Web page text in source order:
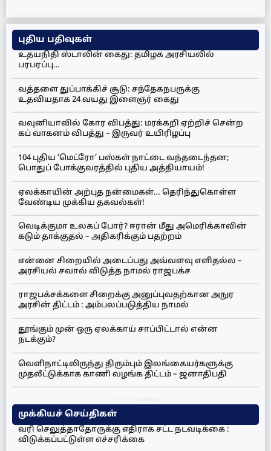
புதிய பதிவுகள்
உதயநிதி ஸ்டாலின் கைது: தமிழக அரசியலில்
பரபரப்பு…
வத்தளை துப்பாக்கிச் சூடு: சந்தேகநபருக்கு
உதவியதாக 24 வயது இளைஞர் கைது
வவுனியாவில் கோர விபத்து: மரக்கறி ஏற்றிச் சென்ற
கப் வாகனம் விபத்து – இருவர் உயிரிழப்பு
104 புதிய ‘மெட்ரோ’ பஸ்கள் நாட்டை வந்தடைந்தன;
பொதுப் போக்குவரத்தில் புதிய அத்தியாயம்!
ஏலக்காயின் அற்புத நன்மைகள்… தெரிந்துகொள்ள
வேண்டிய முக்கிய தகவல்கள்!
வெடிக்குமா உலகப் போர்? ஈரான் மீது அமெரிக்காவின்
கடும் தாக்குதல் – அதிகரிக்கும் பதற்றம்
என்னை சிறையில் அடைப்பது அவ்வளவு எளிதல்ல –
அரசியல் சவால் விடுத்த நாமல் ராஜபக்ச
ராஜபக்சக்களை சிறைக்கு அனுப்புவதற்கான அநுர
அரசின் திட்டம் : அம்பலப்படுத்திய நாமல்
தூங்கும் முன் ஒரு ஏலக்காய் சாப்பிட்டால் என்ன
நடக்கும்?
வெளிநாட்டிலிருந்து திரும்பும் இலங்கையர்களுக்கு
முதலீட்டுக்காக காணி வழங்க திட்டம் – ஜனாதிபதி
முக்கியச் செய்திகள்
வரி செலுத்தாதோருக்கு எதிராக சட்ட நடவடிக்கை :
விடுக்கப்பட்டுள்ள எச்சரிக்கை